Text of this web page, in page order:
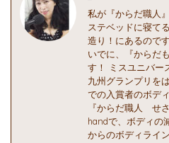
私が『からだ職人
ステベッドに寝て
造り！にあるので
いでに、『からだ
す！ ミスユニバー
九州グランプリを
での入賞者のボデ
『からだ職人 せ
handで、ボディの
からのボディライ